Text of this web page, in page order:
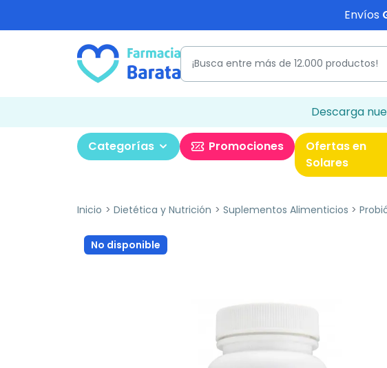
Envíos
Descarga
Categorías Promociones
Ofertas en
Solares
Inicio Dietética y Nutrición Suplementos Alimenticios
No disponible